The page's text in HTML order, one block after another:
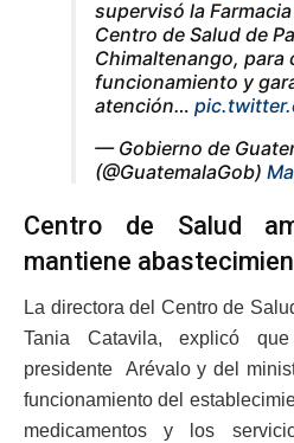
supervisó la Farmacia
Centro de Salud de
Chimaltenango, para
funcionamiento y
atención…
— Gobierno de
(@GuatemalaGob)
Centro de Salud
mantiene
La directora del Centro de
Tania Catavila, explicó
presidente Arévalo y del
funcionamiento del
medicamentos y los